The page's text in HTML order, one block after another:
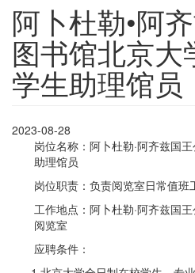
阿卜杜勒•阿
图书馆北京大
学生助理馆员
2023-08-28
岗位名称：阿卜杜勒·阿齐兹国
助理馆员
岗位职责：负责阅览室日常值
工作地点：阿卜杜勒·阿齐兹国
阅览室
应聘条件：